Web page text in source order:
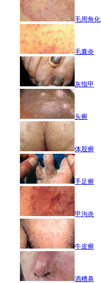
毛周角化
毛囊炎
灰指甲
头癣
体股癣
手足癣
甲沟炎
牛皮癣
酒糟鼻